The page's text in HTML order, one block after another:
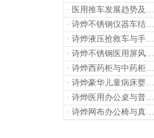
· 医用推车发展趋势及诗烨产品介绍
· 诗烨不锈钢仪器车结构详解及应用用途
· 诗烨液压抢救车与手摇抢救车选购指南
· 诗烨不锈钢医用屏风标准款优选四折屏风的核心缘由
· 诗烨西药柜与中药柜的区别及采购选择影响分析
· 诗烨豪华儿童病床婴幼儿功能设计及使用效果
· 诗烨医用办公桌与普通办公桌的区别及医院采购优势
· 诗烨网布办公椅与真皮办公椅优势及选购指南